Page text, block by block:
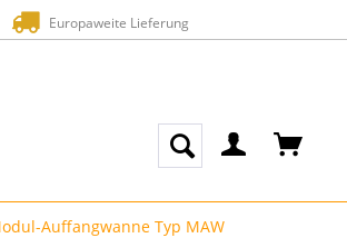
Europaweite Lieferung
Auffangwanne Typ MAW